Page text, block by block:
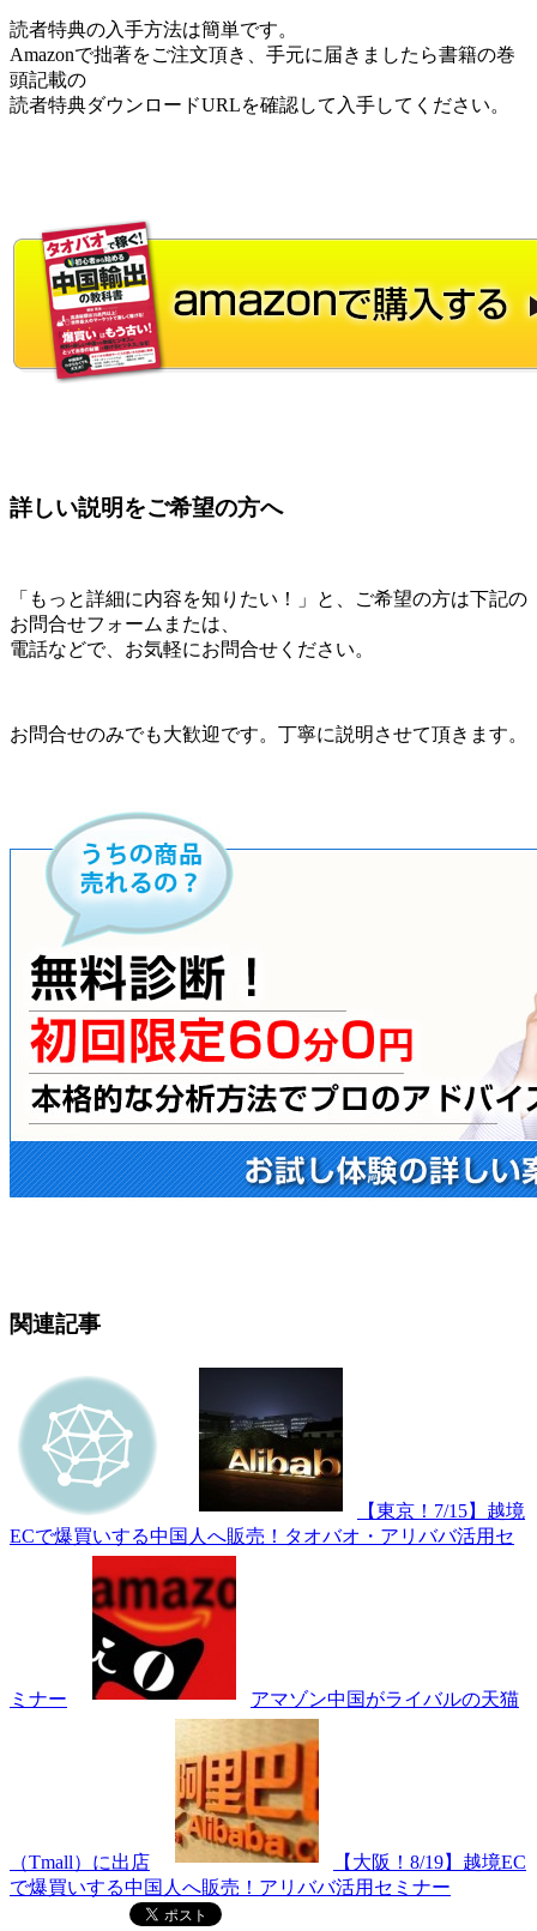
読者特典の入手方法は簡単です。
Amazonで拙著をご注文頂き、手元に届きましたら書籍の巻
頭記載の
読者特典ダウンロードURLを確認して入手してください。
詳しい説明をご希望の方へ
「もっと詳細に内容を知りたい！」と、ご希望の方は下記の
お問合せフォームまたは、
電話などで、お気軽にお問合せください。
お問合せのみでも大歓迎です。丁寧に説明させて頂きます。
関連記事
【東京！7/15】越境
ECで爆買いする中国人へ販売！タオバオ・アリババ活用セ
ミナー アマゾン中国がライバルの天猫
（Tmall）に出店
【大阪！8/19】越境EC
で爆買いする中国人へ販売！アリババ活用セミナー